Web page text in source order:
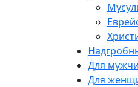
Для
Для